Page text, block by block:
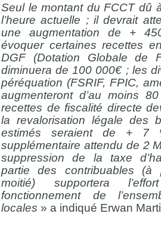
Seul le montant du FCCT dû
l’heure actuelle ; il devrait
une augmentation de +
évoquer certaines recettes
DGF (Dotation Globale de
diminuera de 100 000€ ; les
péréquation (FSRIF, FPIC,
augmenteront d’au moins
recettes de fiscalité directe
la revalorisation légale des
estimés seraient de + 7
supplémentaire attendu de 2
suppression de la taxe
partie des contribuables
moitié) supportera
fonctionnement de
locales » a indiqué Erwan